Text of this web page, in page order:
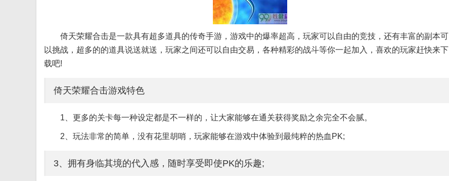
倚天荣耀合击是一款具有超多道具的传奇手游，游戏中的爆率超高，玩家可以自由的竞技，还有丰富的副本可
以挑战，超多的的道具说送就送，玩家之间还可以自由交易，各种精彩的战斗等你一起加入，喜欢的玩家赶快来下
载吧!
倚天荣耀合击游戏特色
1、更多的关卡每一种设定都是不一样的，让大家能够在通关获得奖励之余完全不会腻。
2、玩法非常的简单，没有花里胡哨，玩家能够在游戏中体验到最纯粹的热血PK;
3、拥有身临其境的代入感，随时享受即使PK的乐趣;